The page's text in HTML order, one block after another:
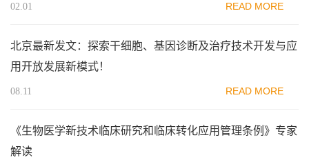
02.01 READ MORE
北京最新发文：探索干细胞、基因诊断及治疗技术开发与应
用开放发展新模式！
08.11 READ MORE
《生物医学新技术临床研究和临床转化应用管理条例》专家
解读